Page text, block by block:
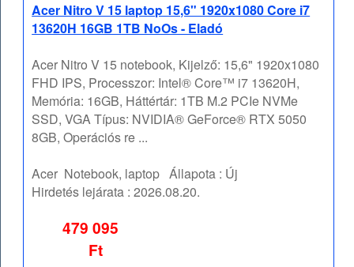
Acer Nitro V 15 laptop 15,6" 1920x1080 Core i7
13620H 16GB 1TB NoOs - Eladó
Acer Nitro V 15 notebook, Kijelző: 15,6" 1920x1080
FHD IPS, Processzor: Intel® Core™ i7 13620H,
Memória: 16GB, Háttértár: 1TB M.2 PCIe NVMe
SSD, VGA Típus: NVIDIA® GeForce® RTX 5050
8GB, Operációs re ...
Acer Notebook, laptop Állapota : Új
Hirdetés lejárata :2026.08.20.
479 095
Ft